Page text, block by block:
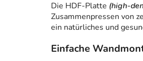
Die HDF-Platte (high-
Zusammenpressen von
ein natürliches und
Einfache